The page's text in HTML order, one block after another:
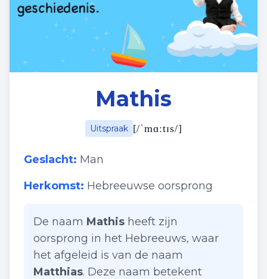
Mathis
Uitspraak [/ˈmɑːtɪs/]
Geslacht: Man
Herkomst: Hebreeuwse oorsprong
De naam Mathis heeft zijn
oorsprong in het Hebreeuws, waar
het afgeleid is van de naam
Matthias. Deze naam betekent